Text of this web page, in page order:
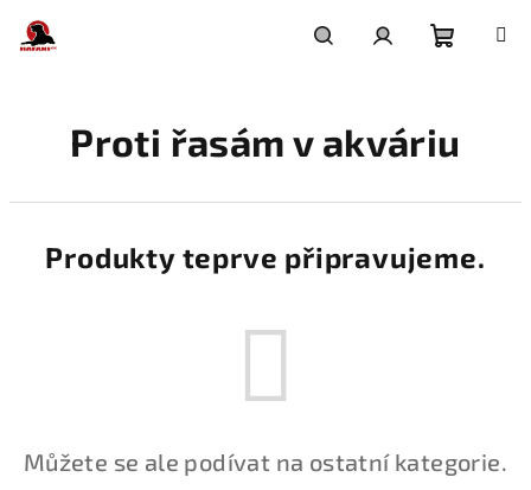
obsah
košík
Proti řasám v akváriu
Produkty teprve připravujeme.
Můžete se ale podívat na ostatní kategorie.